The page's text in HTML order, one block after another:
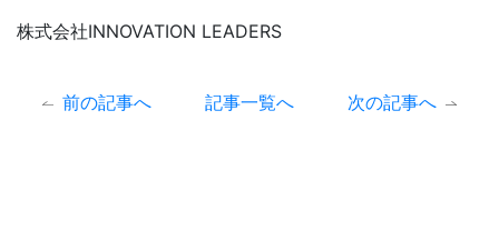
株式会社INNOVATION LEADERS
前の記事へ 記事一覧へ
次の記事へ